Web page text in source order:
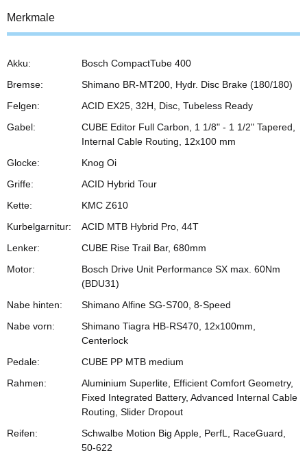
Merkmale
Akku:
Bosch CompactTube 400
Bremse:
Shimano BR-MT200, Hydr. Disc Brake (180/180)
Felgen:
ACID EX25, 32H, Disc, Tubeless Ready
Gabel:
CUBE Editor Full Carbon, 1 1/8" - 1 1/2" Tapered,
Internal Cable Routing, 12x100 mm
Glocke:
Knog Oi
Griffe:
ACID Hybrid Tour
Kette:
KMC Z610
Kurbelgarnitur:
ACID MTB Hybrid Pro, 44T
Lenker:
CUBE Rise Trail Bar, 680mm
Motor:
Bosch Drive Unit Performance SX max. 60Nm
(BDU31)
Nabe hinten:
Shimano Alfine SG-S700, 8-Speed
Nabe vorn:
Shimano Tiagra HB-RS470, 12x100mm,
Centerlock
Pedale:
CUBE PP MTB medium
Rahmen:
Aluminium Superlite, Efficient Comfort Geometry,
Fixed Integrated Battery, Advanced Internal Cable
Routing, Slider Dropout
Reifen:
Schwalbe Motion Big Apple, PerfL, RaceGuard,
50-622